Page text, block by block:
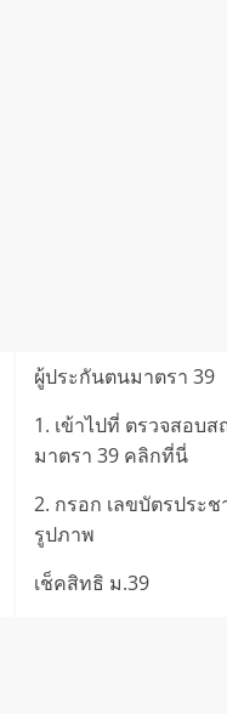
ผู้ประกันตนมาตรา 39
1. เข้าไปที่ ตรวจสอบ
มาตรา 39 คลิกที่นี่
2. กรอก เลขบัตรประ
รูปภาพ
เช็คสิทธิ ม.39